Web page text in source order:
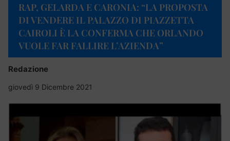
RAP, GELARDA E CARONIA: “LA PROPOSTA
DI VENDERE IL PALAZZO DI PIAZZETTA
CAIROLI È LA CONFERMA CHE ORLANDO
VUOLE FAR FALLIRE L’AZIENDA”
Redazione
giovedì 9 Dicembre 2021